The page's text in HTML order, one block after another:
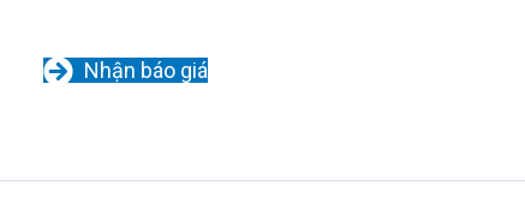
Nhận báo giá